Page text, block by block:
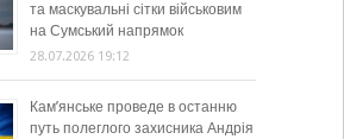
та маскувальні сітки військовим
на Сумський напрямок
28.07.2026 19:12
Кам’янське проведе в останню
путь полеглого захисника Андрія